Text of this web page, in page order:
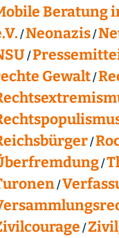
Beratung
Neonazis
Gewalt